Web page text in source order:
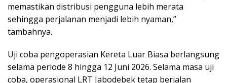
memastikan distribusi pengguna lebih merata
sehingga perjalanan menjadi lebih nyaman,”
tambahnya.
Uji coba pengoperasian Kereta Luar Biasa berlangsung
selama periode 8 hingga 12 Juni 2026. Selama masa uji
coba, operasional LRT Jabodebek tetap berjalan